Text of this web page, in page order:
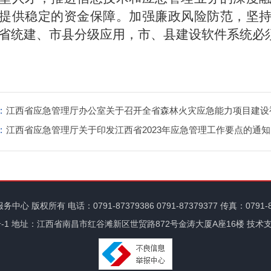
供稳定的资金保障。加强廉政风险防范，坚
统建、市县分级应用 ，市、县建设软件系统
江西省应急管理厅办公室关于召开全省森林火灾应急能力项目建
的通知
江西省应急管理厅关于印发江西省2023年应急管理工作要点的通知
务中心版权所有 电话：0791-87379386 0791-87379377 传真：
1 地址：江西省南昌市红谷滩新区世贸路872号金涛大厦A座16楼 技术